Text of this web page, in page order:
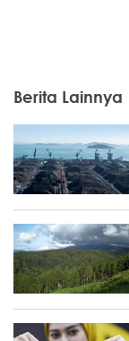
Berita Lainnya